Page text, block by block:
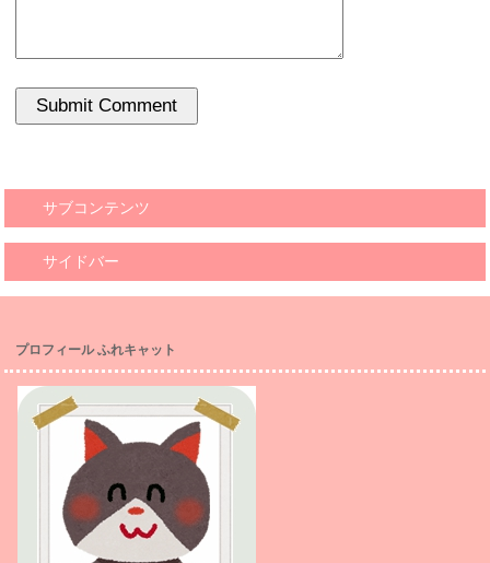
サブコンテンツ
サイドバー
プロフィール ふれキャット